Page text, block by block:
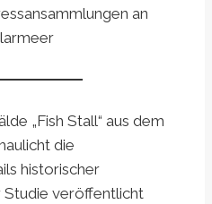
an
„Fish Stall“ aus dem
die
historischer
Studie veröffentlicht